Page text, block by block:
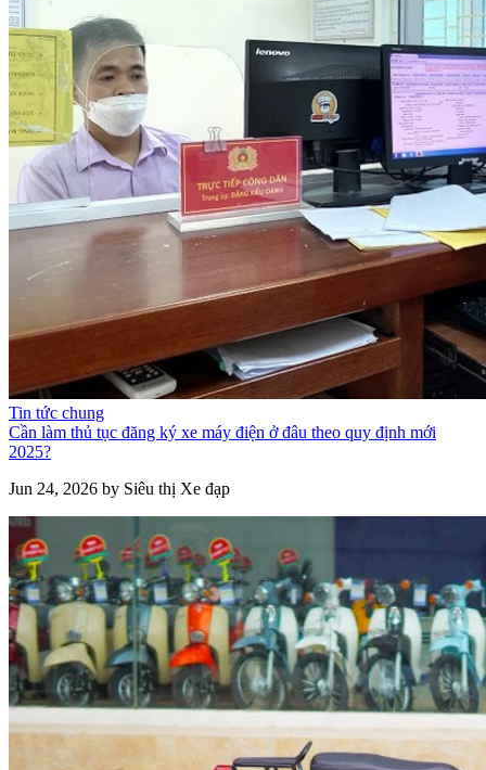
Tin tức chung
Cần làm thủ tục đăng ký xe máy điện ở đâu theo quy định mới
2025?
Jun 24, 2026 by Siêu thị Xe đạp